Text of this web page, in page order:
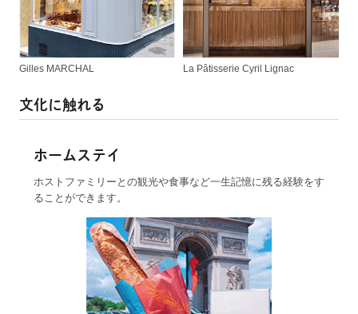
Gilles MARCHAL La Pâtisserie Cyril Lignac
文化に触れる
ホームステイ
ホストファミリーとの観光や食事など一生記憶に残る経験をす
ることができます。